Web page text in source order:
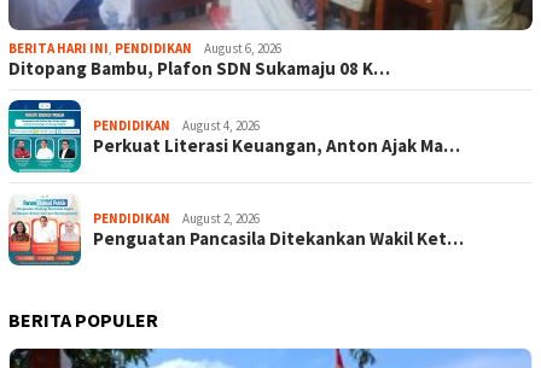
BERITA HARI INI, PENDIDIKAN August 6, 2026
Ditopang Bambu, Plafon SDN Sukamaju 08 K…
PENDIDIKAN August 4, 2026
Perkuat Literasi Keuangan, Anton Ajak Ma…
PENDIDIKAN August 2, 2026
Penguatan Pancasila Ditekankan Wakil Ket…
BERITA POPULER